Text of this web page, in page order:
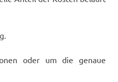
oder um die genaue